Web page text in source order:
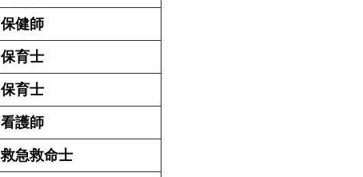
保健師
保育士
保育士
看護師
救急救命士